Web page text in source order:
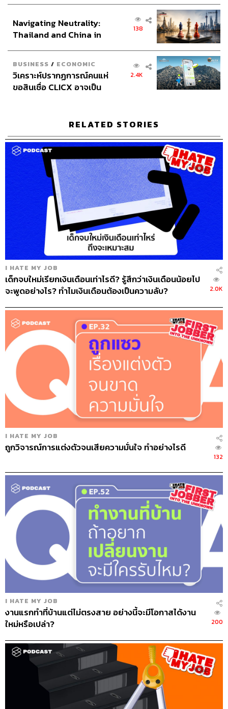
สัมภาษณ์บ่อยๆ เข้า เพราะฉะนั้นอย่ากังวลไปหากการ
สัมภาษณ์ครั้งแรกจะไม่ออกมาอย่างที่ตั้งใจไว้ เพราะมันจะ
เป็นบทเรียนให้เรารู้ว่าครั้งต่อไปต้องปรับปรุงแก้ไขตรงไหน
พวกมนุษย์ประหลาดที่สัมภาษณ์ครั้งแรกแล้วได้งาน
ทันทีจะไม่มีโอกาสได้รับบทเรียนล้ำค่าเหล่านี้เหมือนเรา
เทคนิคการแนะนำตัว
คนที่จะได้มานั่งสัมภาษณ์ในเก้าอี้ตัวเดียวกันกับเราตรงนี้ใน
วันนี้มีจำนวนมากมาย มีทั้งคนที่ดีกว่าเรา แย่กว่าเรา และเรา
จะถูกกลืนหายไปในที่สุด ตระหนักได้ตามนี้แล้วก็จงตั้งโจทย์
ให้ตัวเองว่า
1. เราจะแนะนำตัวอย่างไรให้เขาจดจำเราได้ในทันที
กลับกัน เจ้านายที่เป็นผู้สัมภาษณ์ก็อาจเปิดโอกาสให้ผู้สมัคร
งานครีเอทีฟความเป็นตัวเองออกมาได้มากที่สุดด้วยวิธีต่างๆ
2. เราจะแนะนำตัวด้วยเรื่องราวอะไรได้บ้างนึกภาพการ
ประกวดนางงาม ทุกคนสวยหมด ยืนเรียงกันจนแทบแยกไม่
ออก แต่คนที่เราจะจำได้เป็นพิเศษคือคนที่มาพร้อมสตอรี เช่น
นางงามคนหนึ่งอาจเล่าว่าในวัยเด็กเคยถูก bully มาก่อน…
“ฉันรู้ว่าการเป็นเหยื่อรู้สึกอย่างไร ฉันเลยลุกขึ้นมาต่อสู้เพื่อ
ความยุติธรรม!” …รับรองเลยว่านางงามคนนี้ทุกคนจะจดจำ
ได้
ท้อฟฟี่ แบรดชอว์
ยกตัวอย่างว่าเมื่อก่อนเคยทำงานใน
ตำแหน่งกองบรรณาธิการ ตำแหน่งนี้ทำให้ได้สัมภาษณ์และ
พูดคุยกับคนเยอะมาก เมื่อไปสัมภาษณ์งานที่ใหม่ เจ้านาย
ถามว่าก่อนหน้านี้ทำงานอะไร แทนที่จะตอบว่า “เป็นกอง
บรรณาธิการครับ” เฉยๆ เขากลับตอบว่า “งานของผมคืองาน
ที่ต้องทำให้คนตกหลุมรักภายใน 7 วินาทีแรกที่เจอกัน” พร้อม
อธิบายด้วยสตอรีต่อไปว่า งานที่ต้องสัมภาษณ์คนแปลกหน้า
นั้นจำเป็นต้องทำให้เขารู้สึกคุ้นเคยและไว้ใจเราเพื่อที่จะเล่า
เรื่องที่ไม่เคยเล่ามาก่อน มันคือการทำให้คนแปลกหน้าสอง
คนคลิกกันในเวลาสั้นที่สุด
คุณท้อฟฟี่จะทำอย่างไรให้เจ้านายผู้สัมภาษณ์ตกหลุมรัก
ภายในเวลาสั้นที่สุด ท้อฟฟี่ขอเวลา 2 นาทีเพื่อเล่าเรื่องของมา
ดอนน่า
ในปี 1996 มาดอนน่าอยากเล่นบท เอวิตา (
1999) ที่สุด
แต่บทนี้มีตัวแม่รอแย่งชิงมากมาย ไม่ว่าจะเป็น มิเชล ไฟเฟอร์
หรือเมอรีล สตรีป แต่กระนั้นมาดอนน่าก็คิดว่าบทนี้เกิดมา
เพื่อเธอจริงๆ เธอจึงเขียนจดหมายไปหาผู้กำกับ บอกว่าให้บท
นี้กับเธอเถอะ แล้วจะพิสูจน์ให้ดูว่าเธอเป็นเอวิตาที่ดีที่สุด ผู้
กำกับประทับใจกับจดหมายฉบับนั้นมากจนสุดท้ายมาดอนน่า
ก็ได้เล่นบทนี้สมใจ แถมยังคว้ารางวัลนักแสดงนำหญิงยอด
เยี่ยมจากเวทีลูกโลกทองคำในปีนั้นอีกด้วย
เพราะมีคนมากมายอยากได้งานนี้ บางคนอาจเป็นตัวเลือกที่ดี
กว่าหรือมีประสบการณ์มากกว่า แต่ท้อฟฟี่เชื่อมั่นว่าไม่มีใคร
มีแพสชันในงานนี้มากเท่าตัวเขา และสุดท้ายท้อฟฟี่ก็ได้งาน
นั้นจริงๆ ด้วยเรื่องเล่าของมาดอนน่านั่นเอง
อินโดนีเซีย
Navigating Neutrality:
Thailand and China in
138
BUSINESS / ECONOMIC
วิเคราะห์ปรากฏการณ์คนแห่
ขอสินเชื่อ CLICX อาจเป็น
2.4K
RELATED STORIES
I HATE MY JOB
เด็กจบใหม่เรียกเงินเดือนเท่าไรดี? รู้สึกว่าเงินเดือนน้อยไป
จะพูดอย่างไร? ทำไมเงินเดือนต้องเป็นความลับ?
2.0K
I HATE MY JOB
ถูกวิจารณ์การแต่งตัวจนเสียความมั่นใจ ทำอย่างไรดี
132
I HATE MY JOB
งานแรกทำที่บ้านแต่ไม่ตรงสาย อย่างนี้จะมีโอกาสได้งาน
ใหม่หรือเปล่า?
200